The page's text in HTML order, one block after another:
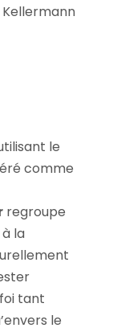
Kellermann
le
comme
regroupe
la
tant
le